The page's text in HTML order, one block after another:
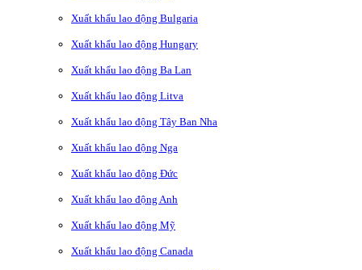
Xuất khẩu lao động Bulgaria
Xuất khẩu lao động Hungary
Xuất khẩu lao động Ba Lan
Xuất khẩu lao động Litva
Xuất khẩu lao động Tây Ban Nha
Xuất khẩu lao động Nga
Xuất khẩu lao động Đức
Xuất khẩu lao động Anh
Xuất khẩu lao động Mỹ
Xuất khẩu lao động Canada